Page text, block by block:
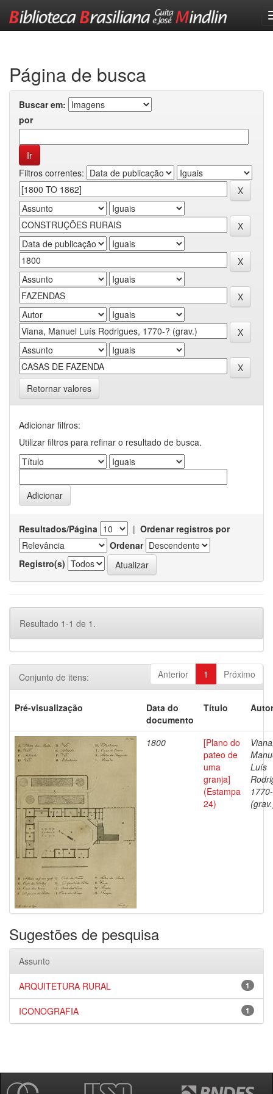
Página de busca
Buscar em:
por
Filtros correntes:
Retornar valores
Adicionar filtros:
Utilizar filtros para refinar o resultado de busca.
Resultados/Página | Ordenar registros por
Ordenar
Registro(s)
Resultado 1-1 de 1.
Anterior 1 Próximo
Conjunto de itens:
Pré-visualização
Data do
documento
Título
1800
[Plano do
pateo de
uma
granja]
(Estampa
24)
Luís
Sugestões de pesquisa
Assunto
1
ARQUITETURA RURAL
1
ICONOGRAFIA